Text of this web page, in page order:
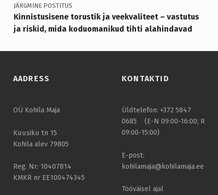
JÄRGMINE POSTITUS
Kinnistusisene torustik ja veekvaliteet – vastutus
ja riskid, mida koduomanikud tihti alahindavad
AADRESS
OÜ Kohila Maja
Kuusiku tn 15
Kohila alev 79805
Reg. Nr: 10407814
KMKR nr EE100474345
KONTAKTID
Üldtelefon: +372 5847
0685 (E-N 09:00-16:00; R
09:00-15:00)
E-post:
kohilamaja@kohilamaja.ee
Tööväisel ajal